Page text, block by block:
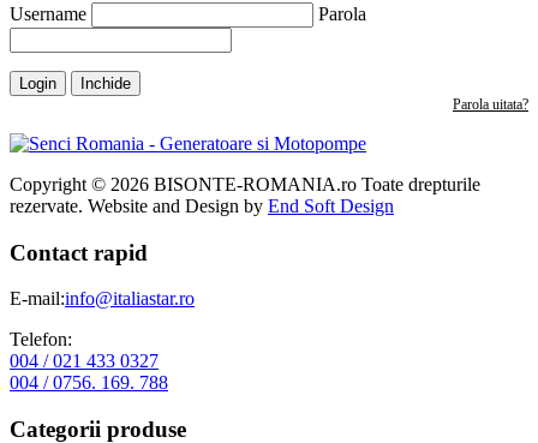
Username Parola
Login Inchide
Parola uitata?
Copyright © 2026 BISONTE-ROMANIA.ro Toate drepturile
rezervate. Website and Design by End Soft Design
Contact rapid
E-mail:info@italiastar.ro
Telefon:
004 / 021 433 0327
004 / 0756. 169. 788
Categorii produse